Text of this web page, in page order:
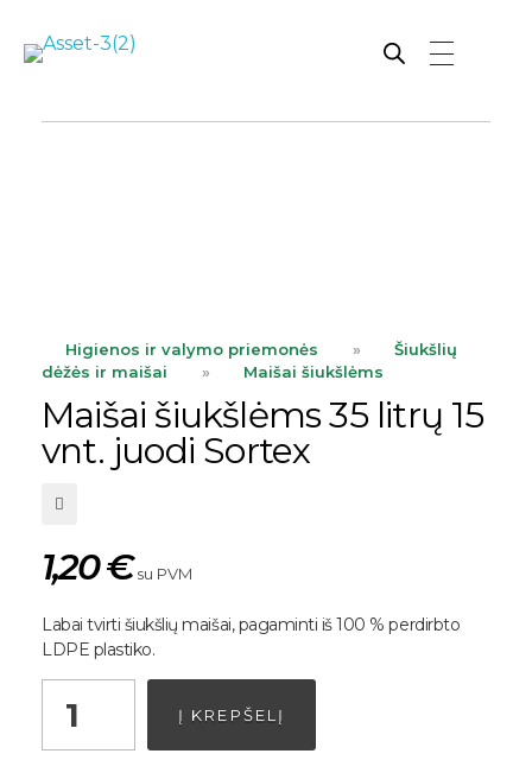
Higienos ir valymo priemonės »
Šiukšlių
dėžės ir maišai
» Maišai šiukšlėms
Maišai šiukšlėms 35 litrų 15
vnt. juodi Sortex
1,20€ su PVM
Labai tvirti šiukšlių maišai, pagaminti iš 100 % perdirbto
LDPE plastiko.
Į KREPŠELĮ